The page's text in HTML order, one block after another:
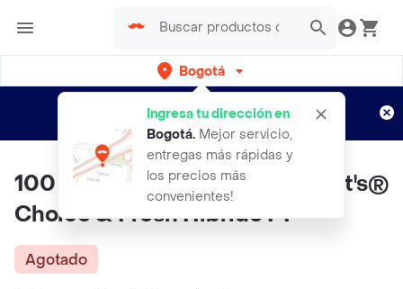
Bogotá
Ingresa tu dirección en
Bogotá. Mejor servicio,
entregas más rápidas y
los precios más
convenientes!
envíos gratis por semanas
Aplican TyC
100 Semillas De Girasol Vincent's®
Choice & Fresh Híbrido F1
Agotado